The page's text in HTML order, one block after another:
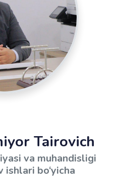
Tairovich
va muhandisligi
ishlari bo‘yicha